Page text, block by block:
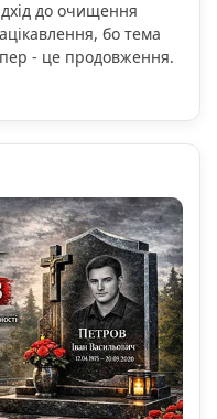
до очищення
бо тема
- це продовження.